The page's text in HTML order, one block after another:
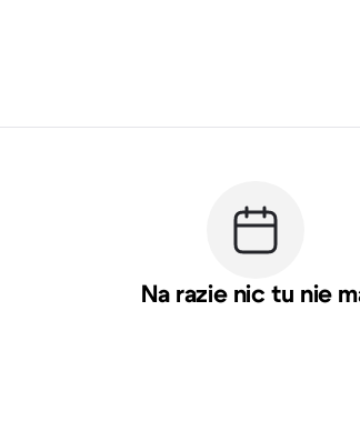
Na razie nic tu nie